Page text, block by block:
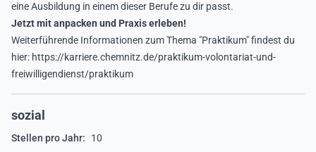
eine Ausbildung in einem dieser Berufe zu dir passt.
Jetzt mit anpacken und Praxis erleben!
Weiterführende Informationen zum Thema "Praktikum" findest du
hier: https://karriere.chemnitz.de/praktikum-volontariat-und-
freiwilligendienst/praktikum
sozial
Stellen pro Jahr:
10